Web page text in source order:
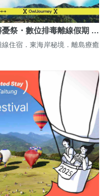
祭・數位排毒離線假期 …
住宿．東海岸秘境．離島療癒